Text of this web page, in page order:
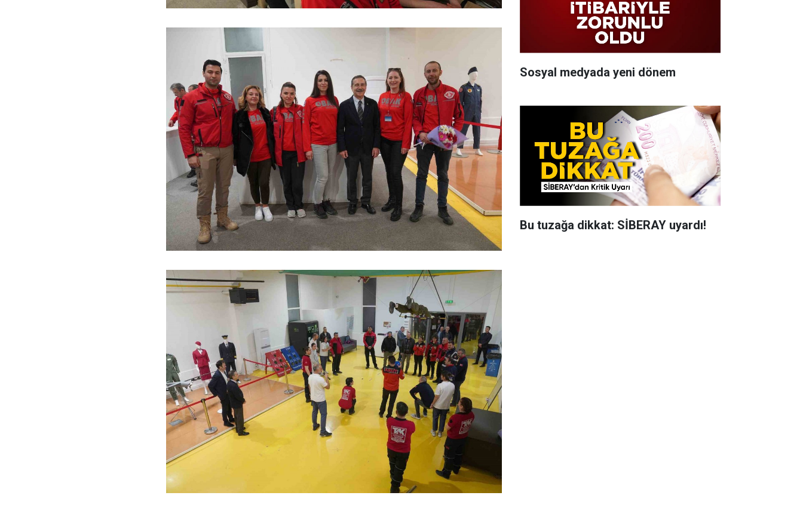
Sosyal medyada yeni dönem
Bu tuzağa dikkat: SİBERAY uyardı!